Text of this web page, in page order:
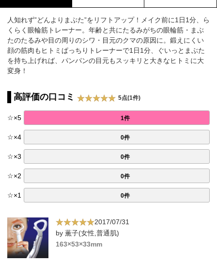
人知れず”どんよりまぶた”をリフトアップ！メイク前に1日1分、ら
くらく眼輪筋トレーナー。年齢と共にたるみがちの眼輪筋・まぶ
たのたるみや目の周りのシワ・目元のクマの原因に。鍛えにくい
顔の筋肉もヒトミぱっちりトレーナーで1日1分、ぐいっとまぶた
を持ち上げれば、パンパンの目元もスッキリと大きなヒトミに大
変身！
高評価の口コミ 5点(1件)
☆×5 1件
☆×4 0件
☆×3 0件
☆×2 0件
☆×1 0件
2017/07/31
by 薫子(女性,普通肌)
163×53×33mm